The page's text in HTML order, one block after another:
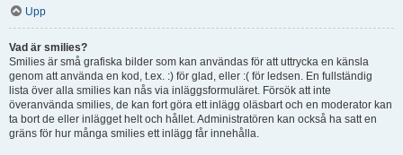
Upp
Vad är smilies?
Smilies är små grafiska bilder som kan användas för att uttrycka en känsla
genom att använda en kod, t.ex. :) för glad, eller :( för ledsen. En fullständig
lista över alla smilies kan nås via inläggsformuläret. Försök att inte
överanvända smilies, de kan fort göra ett inlägg oläsbart och en moderator kan
ta bort de eller inlägget helt och hållet. Administratören kan också ha satt en
gräns för hur många smilies ett inlägg får innehålla.